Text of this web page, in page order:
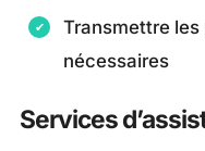
Transmettre
nécessaires
Services